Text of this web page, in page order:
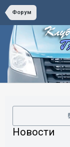
Форум
Новости